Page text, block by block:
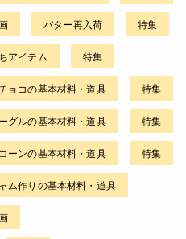
バター再入荷 特集
アイテム 特集
ョコの基本材料・道具 特集
グルの基本材料・道具 特集
ーンの基本材料・道具 特集
ム作りの基本材料・道具